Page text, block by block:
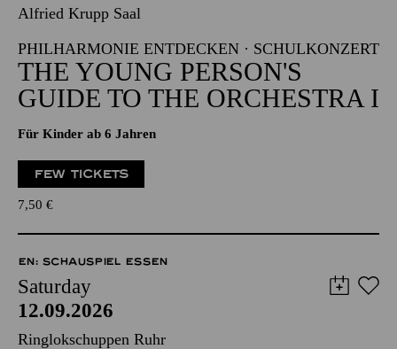
Alfried Krupp Saal
PHILHARMONIE ENTDECKEN · SCHULKONZERT
THE YOUNG PERSON'S
GUIDE TO THE ORCHESTRA I
Für Kinder ab 6 Jahren
FEW TICKETS
7,50 €
EN: SCHAUSPIEL ESSEN
Saturday
12.09.2026
Ringlokschuppen Ruhr